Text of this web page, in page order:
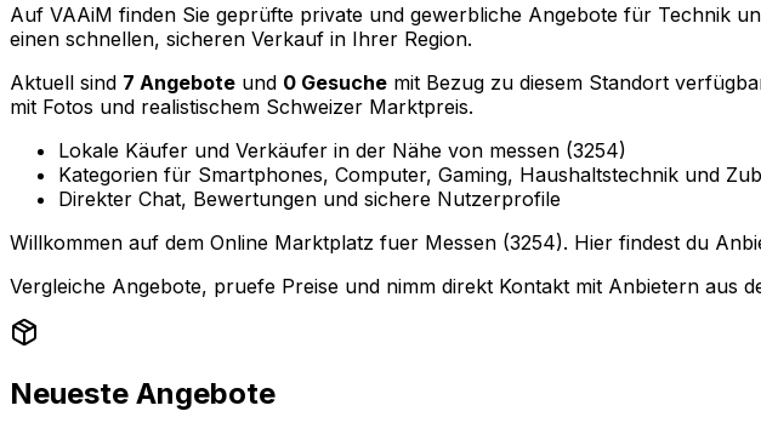
Auf VAAiM finden Sie geprüfte private und gewerbliche Angebote für Technik
einen schnellen, sicheren Verkauf in Ihrer Region.
Aktuell sind 7 Angebote und 0 Gesuche mit Bezug zu diesem Standort
mit Fotos und realistischem Schweizer Marktpreis.
Lokale Käufer und Verkäufer in der Nähe von messen (3254)
Kategorien für Smartphones, Computer, Gaming, Haushaltstechnik und
Direkter Chat, Bewertungen und sichere Nutzerprofile
Willkommen auf dem Online Marktplatz fuer Messen (3254). Hier findest du
Vergleiche Angebote, pruefe Preise und nimm direkt Kontakt mit Anbietern aus
Neueste Angebote